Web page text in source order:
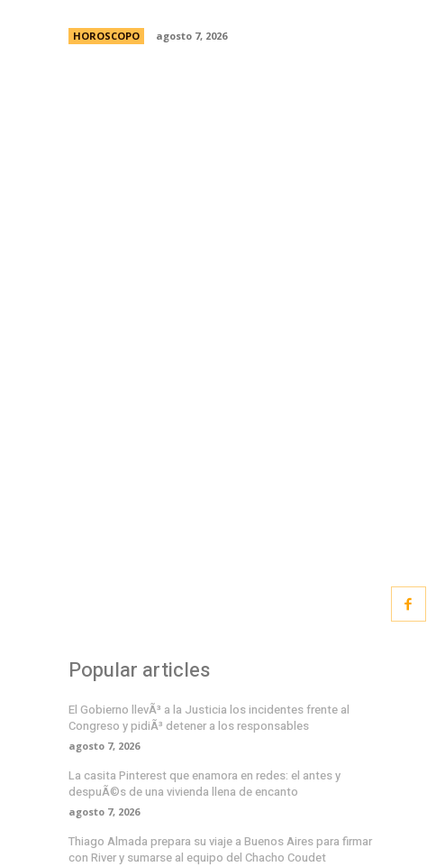
HOROSCOPO agosto 7, 2026
Popular articles
El Gobierno llevÃ³ a la Justicia los incidentes frente al
Congreso y pidiÃ³ detener a los responsables
agosto 7, 2026
La casita Pinterest que enamora en redes: el antes y
despuÃ©s de una vivienda llena de encanto
agosto 7, 2026
Thiago Almada prepara su viaje a Buenos Aires para firmar
con River y sumarse al equipo del Chacho Coudet